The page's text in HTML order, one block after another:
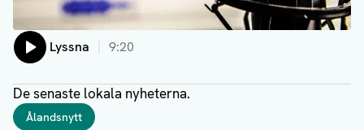
Lyssna 9:20
De senaste lokala nyheterna.
Taggar
Ålandsnytt